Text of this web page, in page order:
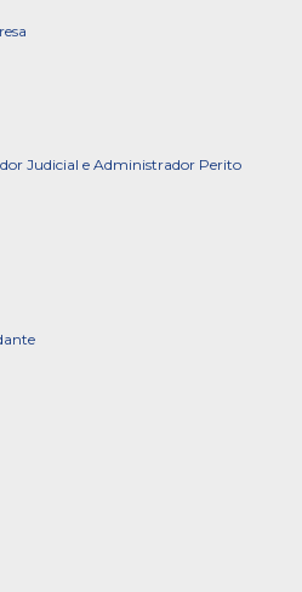
Judicial e Administrador Perito